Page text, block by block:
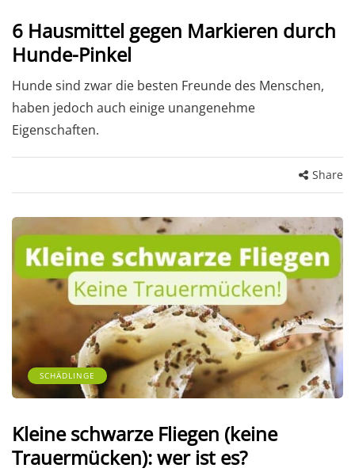
6 Hausmittel gegen Markieren durch
Hunde-Pinkel
Hunde sind zwar die besten Freunde des Menschen,
haben jedoch auch einige unangenehme
Eigenschaften.
Share
SCHÄDLINGE
Kleine schwarze Fliegen (keine
Trauermücken): wer ist es?